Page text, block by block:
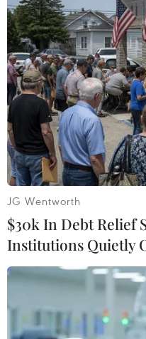
TIN LIÊN QUAN
Ninh Thuận: Xe
lộ 1A ách tắc
JG Wentworth
$30k In Debt Relief
Institutions Quietly